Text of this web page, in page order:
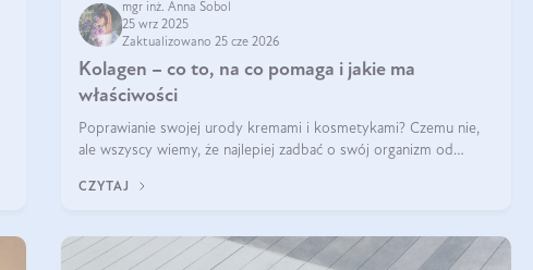
mgr inż. Anna Sobol
25 wrz 2025
Zaktualizowano 25 cze 2026
Kolagen – co to, na co pomaga i jakie ma
właściwości
Poprawianie swojej urody kremami i kosmetykami? Czemu nie,
ale wszyscy wiemy, że najlepiej zadbać o swój organizm od
zewnętrzny prezentował się zdrowo i atrakcyjnie. Stosowanie
CZYTAJ